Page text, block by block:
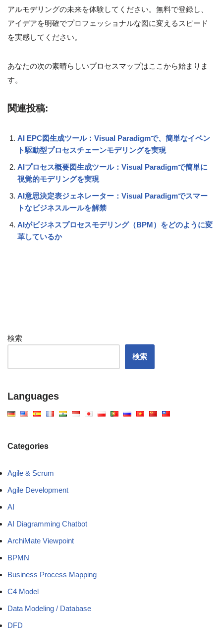
アルモデリングの未来を体験してください。無料で登録し、
アイデアを明確でプロフェッショナルな図に変えるスピード
を実感してください。
あなたの次の素晴らしいプロセスマップはここから始まりま
す。
関連投稿:
AI EPC図生成ツール：Visual Paradigmで、簡単なイベン
ト駆動型プロセスチェーンモデリングを実現
AIプロセス概要図生成ツール：Visual Paradigmで簡単に
視覚的モデリングを実現
AI意思決定表ジェネレーター：Visual Paradigmでスマー
トなビジネスルールを解禁
AIがビジネスプロセスモデリング（BPM）をどのように変
革しているか
検索
検索
Languages
Categories
Agile & Scrum
Agile Development
AI
AI Diagramming Chatbot
ArchiMate Viewpoint
BPMN
Business Process Mapping
C4 Model
Data Modeling / Database
DFD